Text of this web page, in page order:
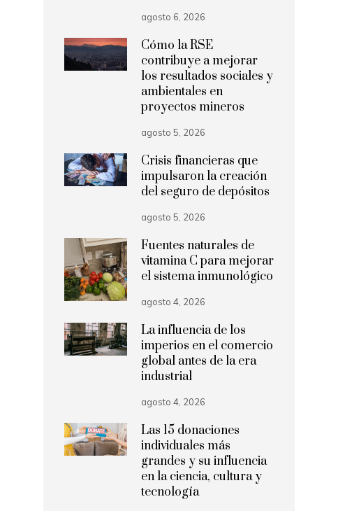
agosto 6, 2026
Cómo la RSE
contribuye a mejorar
los resultados sociales y
ambientales en
proyectos mineros
agosto 5, 2026
Crisis financieras que
impulsaron la creación
del seguro de depósitos
agosto 5, 2026
Fuentes naturales de
vitamina C para mejorar
el sistema inmunológico
agosto 4, 2026
La influencia de los
imperios en el comercio
global antes de la era
industrial
agosto 4, 2026
Las 15 donaciones
individuales más
grandes y su influencia
en la ciencia, cultura y
tecnología